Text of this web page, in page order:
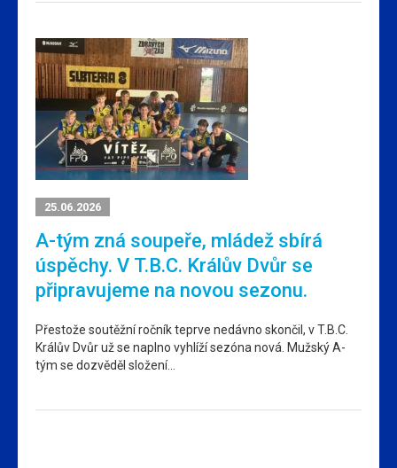
25.06.2026
A-tým zná soupeře, mládež sbírá
úspěchy. V T.B.C. Králův Dvůr se
připravujeme na novou sezonu.
Přestože soutěžní ročník teprve nedávno skončil, v T.B.C.
Králův Dvůr už se naplno vyhlíží sezóna nová. Mužský A-
tým se dozvěděl složení…